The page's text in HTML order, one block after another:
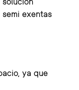
exentas
ya que